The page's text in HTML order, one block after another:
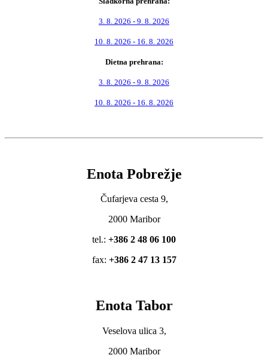
3. 8. 2026 - 9. 8. 2026
10. 8. 2026 - 16. 8. 2026
Dietna prehrana:
3. 8. 2026 - 9. 8. 2026
10. 8. 2026 - 16. 8. 2026
Enota Pobrežje
Čufarjeva cesta 9,
2000 Maribor
tel.: +386 2 48 06 100
fax: +386 2 47 13 157
Enota Tabor
Veselova ulica 3,
2000 Maribor